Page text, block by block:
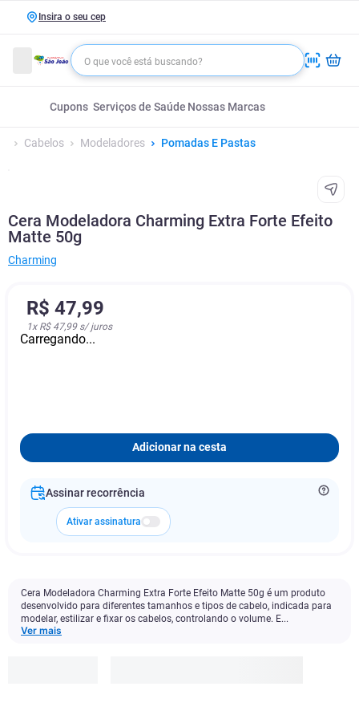
Insira o seu cep
Cupons Serviços de Saúde Nossas Marcas
Cabelos Modeladores Pomadas E Pastas
Cera Modeladora Charming Extra Forte Efeito
Matte 50g
Charming
R$ 47,99
1x R$ 47,99s/ juros
Carregando...
Adicionar na cesta
Assinar recorrência
Ativar assinatura
Cera Modeladora Charming Extra Forte Efeito Matte 50g é um produto
desenvolvido para diferentes tamanhos e tipos de cabelo, indicada para
modelar, estilizar e fixar os cabelos, controlando o volume. E...
Ver mais